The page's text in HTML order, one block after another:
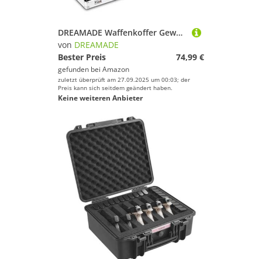
DREAMADE Waffenkoffer Gewehrkoffer, Pistolenkoffer Jagdkoffer, Langwaffe Koffer Waffenkoffer Pistole, Aluminium (Silber)
von DREAMADE
Bester Preis
74,99 €
gefunden bei Amazon
zuletzt überprüft am 27.09.2025 um 00:03; der
Preis kann sich seitdem geändert haben.
Keine weiteren Anbieter